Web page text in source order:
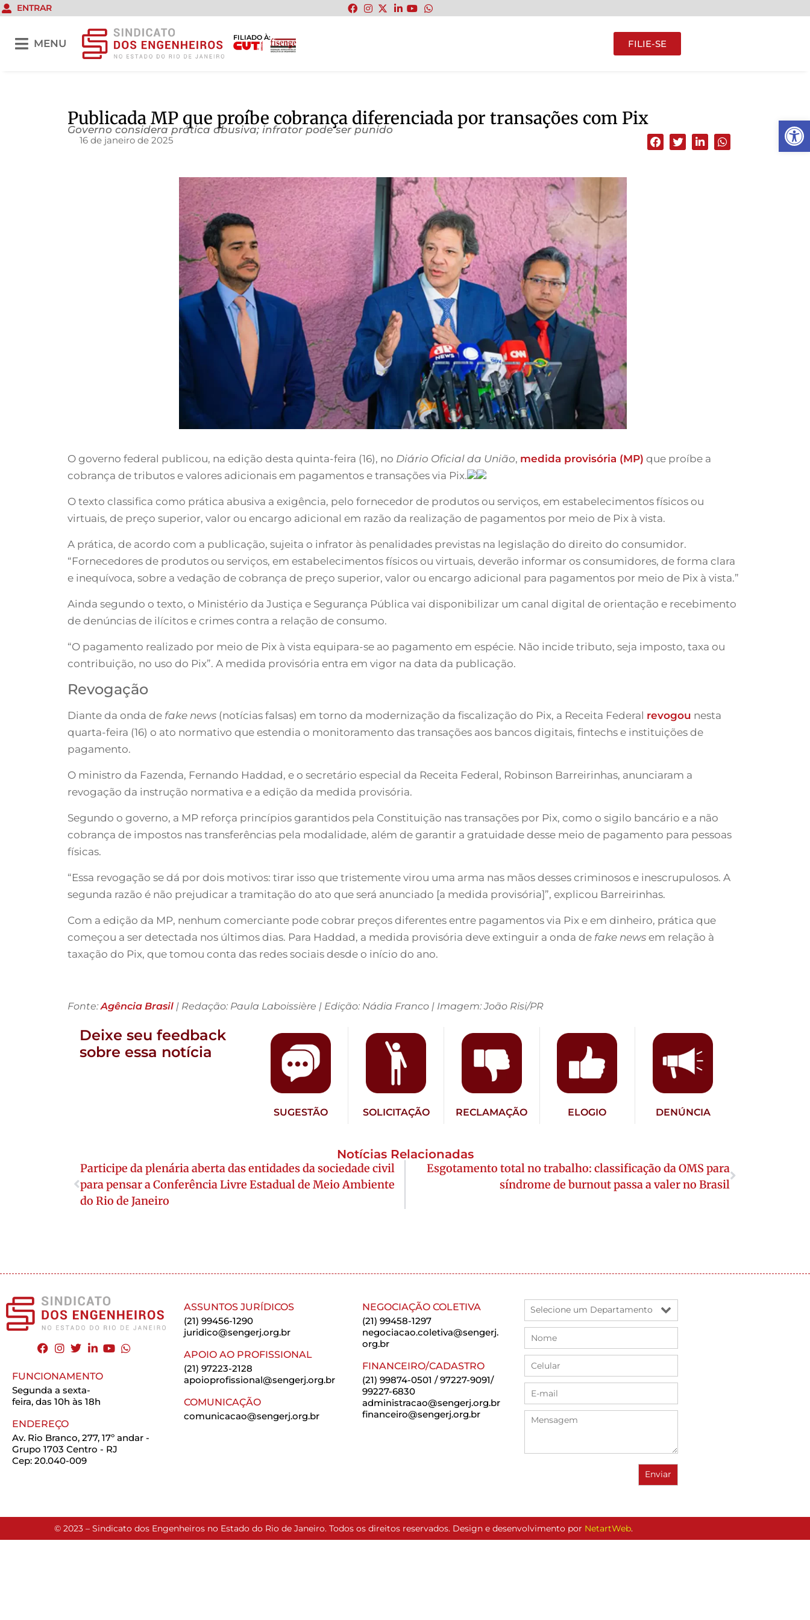
Abrir
ENTRAR
MENU
FILIADO À:
FILIE-SE
Publicada MP que proíbe cobrança diferenciada por transações com Pix
Governo considera prática abusiva; infrator pode ser punido
16 de janeiro de 2025
O governo federal publicou, na edição desta quinta-feira (16), no Diário Oficial da União, medida provisória (MP) que proíbe a
cobrança de tributos e valores adicionais em pagamentos e transações via Pix.
O texto classifica como prática abusiva a exigência, pelo fornecedor de produtos ou serviços, em estabelecimentos físicos ou
virtuais, de preço superior, valor ou encargo adicional em razão da realização de pagamentos por meio de Pix à vista.
A prática, de acordo com a publicação, sujeita o infrator às penalidades previstas na legislação do direito do consumidor.
“Fornecedores de produtos ou serviços, em estabelecimentos físicos ou virtuais, deverão informar os consumidores, de forma clara
e inequívoca, sobre a vedação de cobrança de preço superior, valor ou encargo adicional para pagamentos por meio de Pix à vista.”
Ainda segundo o texto, o Ministério da Justiça e Segurança Pública vai disponibilizar um canal digital de orientação e recebimento
de denúncias de ilícitos e crimes contra a relação de consumo.
“O pagamento realizado por meio de Pix à vista equipara-se ao pagamento em espécie. Não incide tributo, seja imposto, taxa ou
contribuição, no uso do Pix”. A medida provisória entra em vigor na data da publicação.
Revogação
Diante da onda de fake news (notícias falsas) em torno da modernização da fiscalização do Pix, a Receita Federal revogou nesta
quarta-feira (16) o ato normativo que estendia o monitoramento das transações aos bancos digitais, fintechs e instituições de
pagamento.
O ministro da Fazenda, Fernando Haddad, e o secretário especial da Receita Federal, Robinson Barreirinhas, anunciaram a
revogação da instrução normativa e a edição da medida provisória.
Segundo o governo, a MP reforça princípios garantidos pela Constituição nas transações por Pix, como o sigilo bancário e a não
cobrança de impostos nas transferências pela modalidade, além de garantir a gratuidade desse meio de pagamento para pessoas
físicas.
“Essa revogação se dá por dois motivos: tirar isso que tristemente virou uma arma nas mãos desses criminosos e inescrupulosos. A
segunda razão é não prejudicar a tramitação do ato que será anunciado [a medida provisória]”, explicou Barreirinhas.
Com a edição da MP, nenhum comerciante pode cobrar preços diferentes entre pagamentos via Pix e em dinheiro, prática que
começou a ser detectada nos últimos dias. Para Haddad, a medida provisória deve extinguir a onda de fake news em relação à
taxação do Pix, que tomou conta das redes sociais desde o início do ano.
Fonte:Agência Brasil | Redação: Paula Laboissière | Edição: Nádia Franco | Imagem: João Risi/PR
Deixe seu feedback
sobre essa notícia
SUGESTÃO SOLICITAÇÃO RECLAMAÇÃO ELOGIO DENÚNCIA
Notícias Relacionadas
Participe da plenária aberta das entidades da sociedade civil
para pensar a Conferência Livre Estadual de Meio Ambiente
do Rio de Janeiro
Esgotamento total no trabalho: classificação da OMS para
síndrome de burnout passa a valer no Brasil
FUNCIONAMENTO
Segunda a sexta-
feira, das 10h às 18h
ENDEREÇO
Av. Rio Branco, 277, 17º andar -
Grupo 1703 Centro - RJ
Cep: 20.040-009
ASSUNTOS JURÍDICOS
(21) 99456-1290
juridico@sengerj.org.br
APOIO AO PROFISSIONAL
(21) 97223-2128
apoioprofissional@sengerj.org.br
COMUNICAÇÃO
comunicacao@sengerj.org.br
NEGOCIAÇÃO COLETIVA
(21) 99458-1297
negociacao.coletiva@sengerj.
org.br
FINANCEIRO/CADASTRO
(21) 99874-0501 / 97227-9091/
99227-6830
administracao@sengerj.org.br
financeiro@sengerj.org.br
© 2023 – Sindicato dos Engenheiros no Estado do Rio de Janeiro. Todos os direitos reservados. Design e desenvolvimento por NetartWeb.